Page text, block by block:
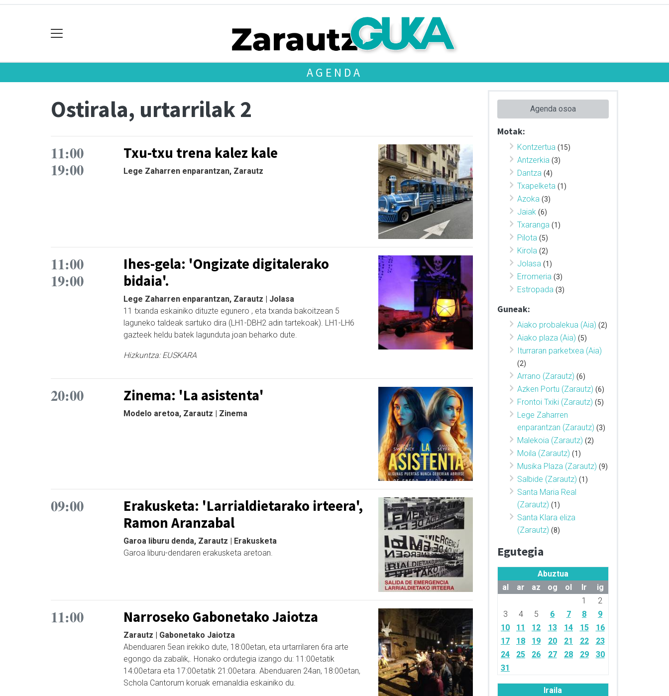
AGENDA
Ostirala, urtarrilak 2
11:00
19:00
Txu-txu trena kalez kale
Lege Zaharren enparantzan, Zarautz
11:00
19:00
Ihes-gela: 'Ongizate digitalerako
bidaia'.
Lege Zaharren enparantzan, Zarautz | Jolasa
11 txanda eskainiko dituzte egunero , eta txanda bakoitzean 5
laguneko taldeak sartuko dira (LH1-DBH2 adin tartekoak). LH1-LH6
gazteek heldu batek lagunduta joan beharko dute.
Hizkuntza:EUSKARA
20:00 Zinema: 'La asistenta'
Modelo aretoa, Zarautz | Zinema
09:00
Erakusketa: 'Larrialdietarako irteera',
Ramon Aranzabal
Garoa liburu denda, Zarautz | Erakusketa
Garoa liburu-dendaren erakusketa aretoan.
11:00 Narroseko Gabonetako Jaiotza
Zarautz | Gabonetako Jaiotza
Abenduaren 5ean irekiko dute, 18:00etan, eta urtarrilaren 6ra arte
egongo da zabalik,. Honako ordutegia izango du: 11:00etatik
14:00etara eta 17:00etatik 21:00etara. Abenduaren 24an, 18:00etan,
Schola Cantorum koruak emanaldia eskainiko du.
Agenda osoa
Motak:
Kontzertua (15)
Antzerkia (3)
Dantza (4)
Txapelketa (1)
Azoka (3)
Jaiak (6)
Txaranga (1)
Pilota (5)
Kirola (2)
Jolasa (1)
Erromeria (3)
Estropada (3)
Guneak:
Aiako probalekua (Aia) (2)
Aiako plaza (Aia) (5)
Iturraran parketxea (Aia)
(2)
Arrano (Zarautz) (6)
Azken Portu (Zarautz) (6)
Frontoi Txiki (Zarautz) (5)
Lege Zaharren
enparantzan (Zarautz) (3)
Malekoia (Zarautz) (2)
Moila (Zarautz) (1)
Musika Plaza (Zarautz) (9)
Salbide (Zarautz) (1)
Santa Maria Real
(Zarautz) (1)
Santa Klara eliza
(Zarautz) (8)
Egutegia
Abuztua
al
ar az og ol lr
ig
1
2
3
4 5 6 7 8
9
10
11 12 13 14 15
16
17
18 19 20 21 22
23
24
25 26 27 28 29
30
31
Iraila